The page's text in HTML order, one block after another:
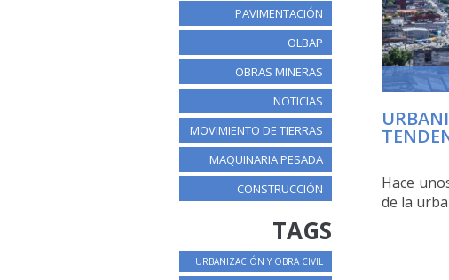
PAVIMENTACIÓN
OLBAP
OBRAS MINERAS
NOTICIAS
MOVIMIENTO DE TIERRAS
MAQUINARIA PESADA
CONSTRUCCIÓN
TAGS
URBANIZACIÓN Y OBRA CIVIL
Hace
de la